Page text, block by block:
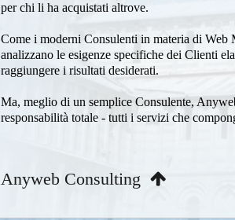
per chi li ha acquistati altrove.
Come i moderni Consulenti in materia di Web
analizzano le esigenze specifiche dei Clienti
raggiungere i risultati desiderati.
Ma, meglio di un semplice Consulente,
responsabilità totale - tutti i servizi che
Anyweb Consulting